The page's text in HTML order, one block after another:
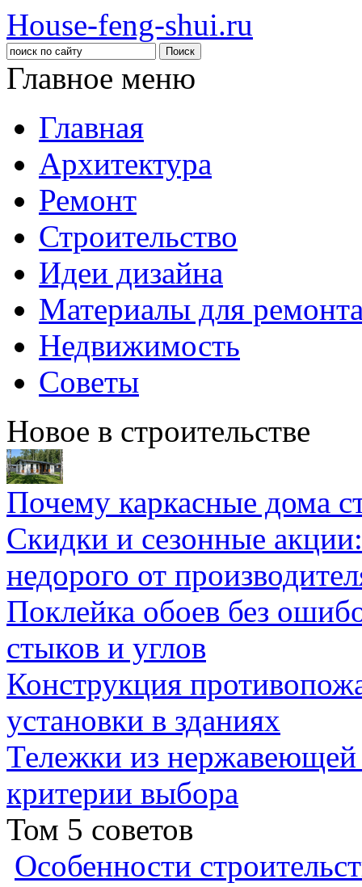
House-feng-shui.ru
Главное меню
Главная
Архитектура
Ремонт
Строительство
Идеи дизайна
Материалы для
Недвижимость
Советы
Новое в строительстве
Почему каркасные дома
Скидки и сезонные
недорого от
Поклейка обоев без
стыков и углов
Конструкция
установки в зданиях
Тележки из
критерии выбора
Том 5 советов
Особенности